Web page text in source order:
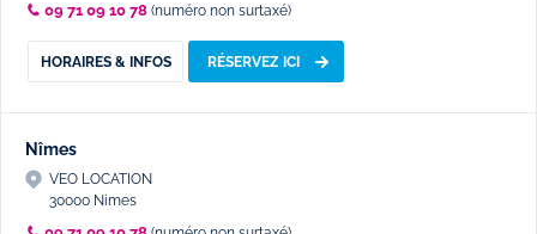
09 71 09 10 78 (numéro non surtaxé)
HORAIRES & INFOS RÉSERVEZ ICI
Nîmes
VEO LOCATION
30000 Nimes